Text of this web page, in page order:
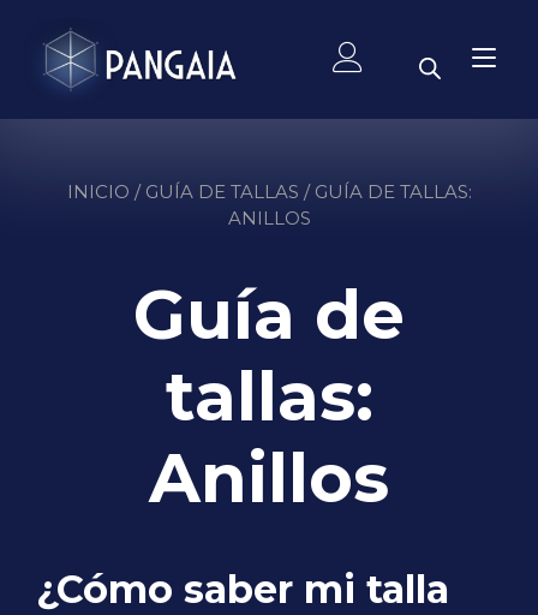
contenido
INICIO / GUÍA DE TALLAS / GUÍA DE TALLAS:
ANILLOS
Guía de
tallas:
Anillos
¿Cómo saber mi talla